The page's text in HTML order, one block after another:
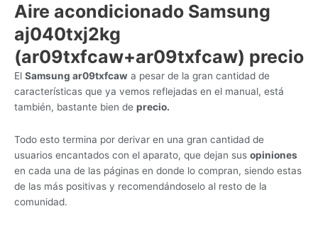
Aire acondicionado Samsung
aj040txj2kg
(ar09txfcaw+ar09txfcaw) precio
El Samsung ar09txfcaw a pesar de la gran cantidad de
características que ya vemos reflejadas en el manual, está
también, bastante bien de precio.
Todo esto termina por derivar en una gran cantidad de
usuarios encantados con el aparato, que dejan sus opiniones
en cada una de las páginas en donde lo compran, siendo estas
de las más positivas y recomendándoselo al resto de la
comunidad.